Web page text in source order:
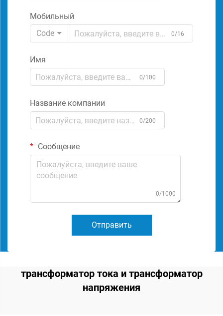
Мобильный
Code
0/16
Имя
0/100
Название компании
0/200
Сообщение
0/1000
Отправить
трансформатор тока и трансформатор
напряжения